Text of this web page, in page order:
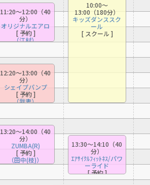
11:20〜12:00（40
分）
オリジナルエアロ
[ 予約 ]
（江村）
12:20〜13:00（40
分）
シェイプパンプ
[ 予約 ]
（我妻）
13:20〜14:00（40
分）
ZUMBA(R)
[ 予約 ]
（田中(枝)）
[ 初心者 ]
10:00〜
13:00（180分）
キッズダンススク
ール
[ スクール ]
13:30〜14:10（40
分）
ｴｱｻｲｸﾙﾌｨｯﾄﾈｽ/パワ
ーライド
[ 予約 ]
（我妻）